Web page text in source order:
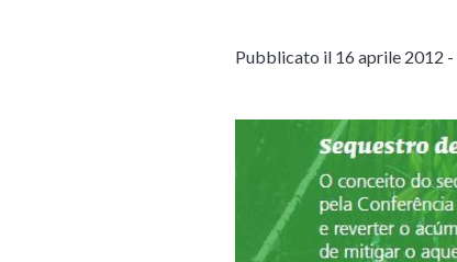
Pubblicato il 16 aprile 2012 -